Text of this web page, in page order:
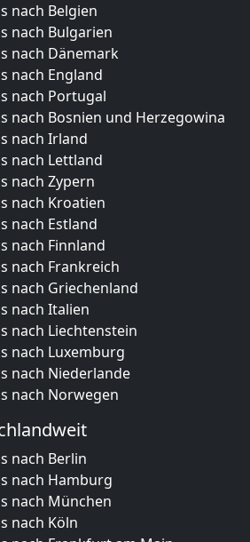
nach Belgien
nach Bulgarien
nach Dänemark
nach England
nach Portugal
nach Bosnien und Herzegowina
nach Irland
nach Lettland
nach Zypern
nach Kroatien
nach Estland
nach Finnland
nach Frankreich
nach Griechenland
nach Italien
nach Liechtenstein
nach Luxemburg
nach Niederlande
nach Norwegen
nach Berlin
nach Hamburg
nach München
nach Köln